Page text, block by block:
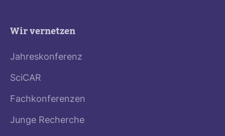
Wir vernetzen
Jahreskonferenz
SciCAR
Fachkonferenzen
Junge Recherche